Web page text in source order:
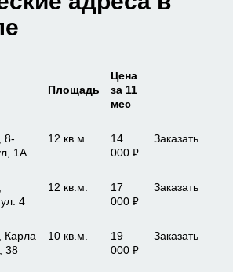
Площадь
Цена
за 11
мес
8-
1А
12 кв.м.
14
000 ₽
Заказать
4
12 кв.м.
17
000 ₽
Заказать
Карла
38
10 кв.м.
19
000 ₽
Заказать